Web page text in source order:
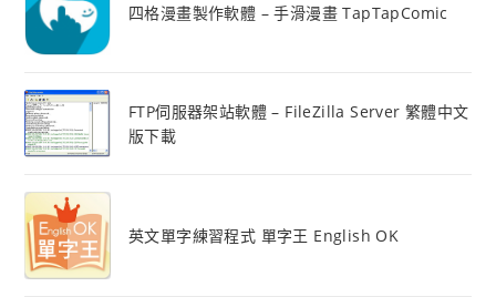
四格漫畫製作軟體 – 手滑漫畫 TapTapComic
FTP伺服器架站軟體 – FileZilla Server 繁體中文
版下載
英文單字練習程式 單字王 English OK